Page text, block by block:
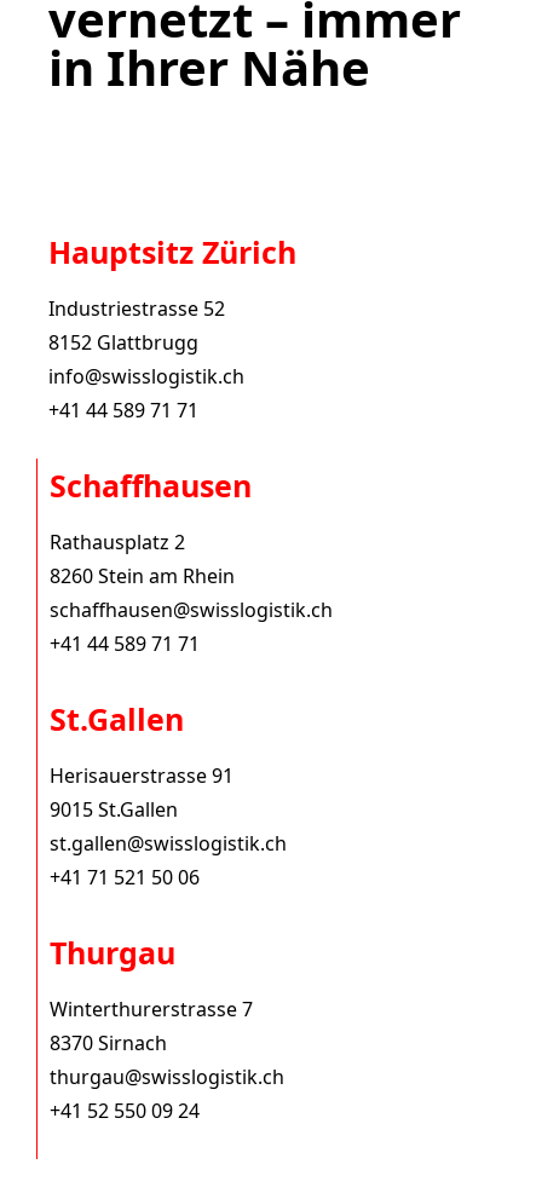
vernetzt – immer
in Ihrer Nähe
Hauptsitz Zürich
Industriestrasse 52
8152 Glattbrugg
info@swisslogistik.ch
+41 44 589 71 71
Schaffhausen
Rathausplatz 2
8260 Stein am Rhein
schaffhausen@swisslogistik.ch
+41 44 589 71 71
St.Gallen
Herisauerstrasse 91
9015 St.Gallen
st.gallen@swisslogistik.ch
+41 71 521 50 06
Thurgau
Winterthurerstrasse 7
8370 Sirnach
thurgau@swisslogistik.ch
+41 52 550 09 24